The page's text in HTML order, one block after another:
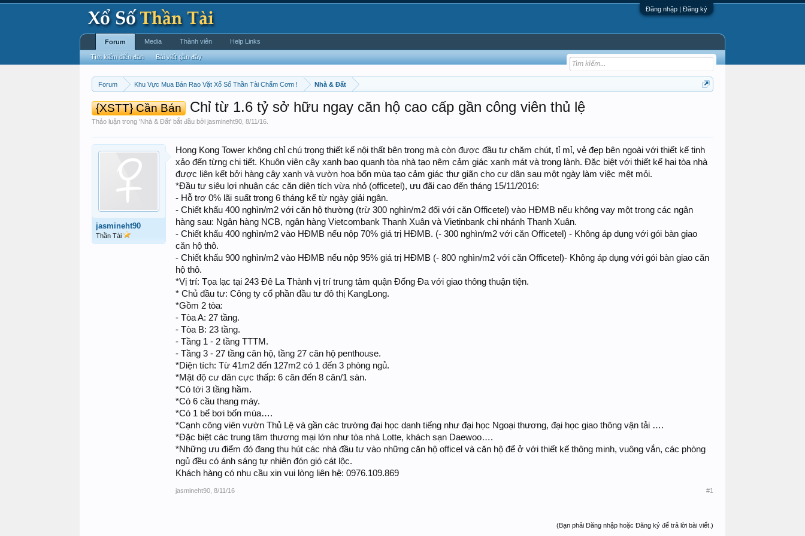
Đăng nhập | Đăng ký
Forum Khu Vực Mua Bán Rao Vặt Xổ Số Thần Tài Chấm Cơm ! Nhà & Đất
{XSTT} Cần Bán Chỉ từ 1.6 tỷ sở hữu ngay căn hộ cao cấp gần công viên thủ lệ
Thảo luận trong 'Nhà & Đất' bắt đầu bởi jasmineht90 8/11/16
jasmineht90
Thần Tài
Hong Kong Tower không chỉ chú trọng thiết kế nội thất bên trong mà còn được đầu tư chăm chút, tỉ mỉ, vẻ đẹp bên ngoài với thiết kế tinh
xảo đến từng chi tiết. Khuôn viên cây xanh bao quanh tòa nhà tạo nêm cảm giác xanh mát và trong lành. Đặc biệt với thiết kế hai tòa nhà
được liên kết bởi hàng cây xanh và vườn hoa bốn mùa tạo cảm giác thư giãn cho cư dân sau một ngày làm việc mệt mỏi.
*Đầu tư siêu lợi nhuận các căn diện tích vừa nhỏ (officetel), ưu đãi cao đến tháng 15/11/2016:
- Hỗ trợ 0% lãi suất trong 6 tháng kể từ ngày giải ngân.
- Chiết khấu 400 nghìn/m2 với căn hộ thường (trừ 300 nghìn/m2 đối với căn Officetel) vào HĐMB nếu không vay một trong các ngân
hàng sau: Ngân hàng NCB, ngân hàng Vietcombank Thanh Xuân và Vietinbank chi nhánh Thanh Xuân.
- Chiết khấu 400 nghìn/m2 vào HĐMB nếu nộp 70% giá trị HĐMB. (- 300 nghìn/m2 với căn Officetel) - Không áp dụng với gói bàn giao
căn hộ thô.
- Chiết khấu 900 nghìn/m2 vào HĐMB nếu nộp 95% giá trị HĐMB (- 800 nghìn/m2 với căn Officetel)- Không áp dụng với gói bàn giao căn
hộ thô.
*Vị trí: Tọa lạc tại 243 Đê La Thành vị trí trung tâm quận Đống Đa với giao thông thuận tiện.
* Chủ đầu tư: Công ty cổ phần đầu tư đô thị KangLong.
*Gồm 2 tòa:
- Tòa A: 27 tầng.
- Tòa B: 23 tầng.
- Tầng 1 - 2 tầng TTTM.
- Tầng 3 - 27 tầng căn hộ, tầng 27 căn hộ penthouse.
*Diện tích: Từ 41m2 đến 127m2 có 1 đến 3 phòng ngủ.
*Mật độ cư dân cực thấp: 6 căn đến 8 căn/1 sàn.
*Có tới 3 tầng hầm.
*Có 6 cầu thang máy.
*Có 1 bể bơi bốn mùa….
*Cạnh công viên vườn Thủ Lệ và gần các trường đại học danh tiếng như đại học Ngoại thương, đại học giao thông vận tải ….
*Đặc biệt các trung tâm thương mại lớn như tòa nhà Lotte, khách sạn Daewoo….
*Những ưu điểm đó đang thu hút các nhà đầu tư vào những căn hộ officel và căn hộ để ở với thiết kế thông minh, vuông vắn, các phòng
ngủ đều có ánh sáng tự nhiên đón gió cát lộc.
Khách hàng có nhu cầu xin vui lòng liên hệ: 0976.109.869
jasmineht90 8/11/16 #1
(Bạn phải Đăng nhập hoặc Đăng ký để trả lời bài viết.)
Forum
Tìm kiếm diễn đàn Bài viết gần đây
Media Thành viên Help Links